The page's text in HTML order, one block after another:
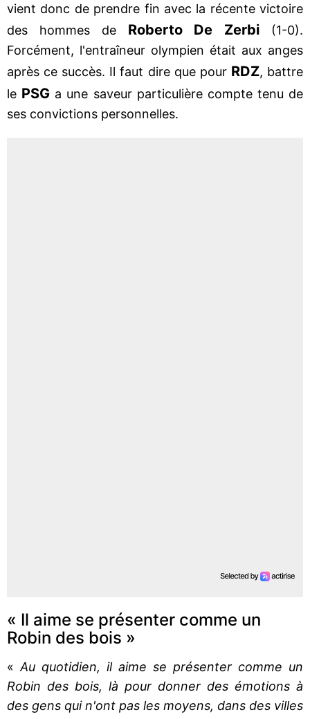
vient donc de prendre fin avec la récente victoire
des hommes de Roberto De Zerbi (1-0).
Forcément, l'entraîneur olympien était aux anges
après ce succès. Il faut dire que pour RDZ, battre
le PSG a une saveur particulière compte tenu de
ses convictions personnelles.
« Il aime se présenter comme un
Robin des bois »
« Au quotidien, il aime se présenter comme un
Robin des bois, là pour donner des émotions à
des gens qui n'ont pas les moyens, dans des villes